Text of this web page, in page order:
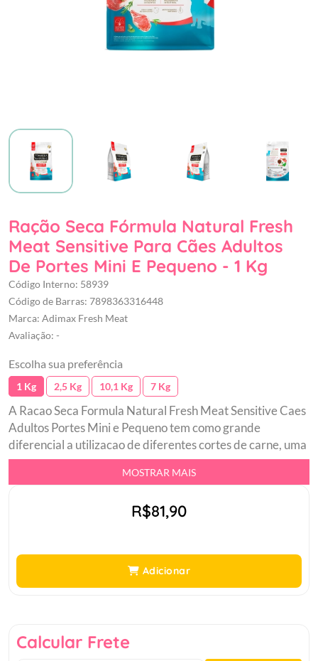
Ração Seca Fórmula Natural Fresh
Meat Sensitive Para Cães Adultos
De Portes Mini E Pequeno - 1 Kg
Código Interno: 58939
Código de Barras: 7898363316448
Marca: Adimax Fresh Meat
Avaliação: -
Escolha sua preferência
1 Kg 2,5 Kg 10,1 Kg 7 Kg
A Racao Seca Formula Natural Fresh Meat Sensitive Caes
Adultos Portes Mini e Pequeno tem como grande
diferencial a utilizacao de diferentes cortes de carne, uma
variedade de frutas e vegetais e sem a utilizacao de graos
grain free. Alem disso, sua receita fornece nutrientes que
adultos de porte mini e pequeno. A embalagem I m Green,
abrir e fechar do manuseio diario. A linha Formula Natural
Fresh Meat foi desenvolvida por medicos veterinarios
contem pacotes fracionadosbr Ideal para manter a flora
intestinal equilibradabr Auxilio as defesas naturais dos
MOSTRAR MAIS
R$81,90
Adicionar
Calcular Frete